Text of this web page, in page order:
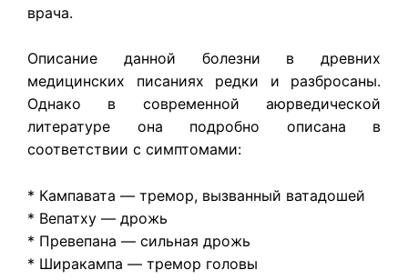
врача.
Описание данной болезни в древних
медицинских писаниях редки и разбросаны.
Однако в современной аюрведической
литературе она подробно описана в
соответствии с симптомами:
* Кампавата — тремор, вызванный ватадошей
* Вепатху — дрожь
* Превепана — сильная дрожь
* Ширакампа — тремор головы